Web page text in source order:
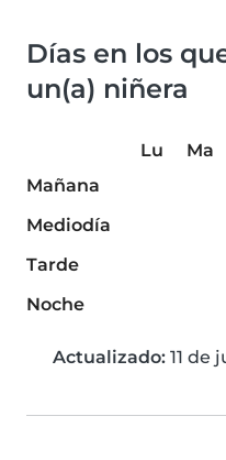
Días en los
un(a) niñera
Lu Ma
Mañana
Mediodía
Tarde
Noche
Actualizado: 11 de